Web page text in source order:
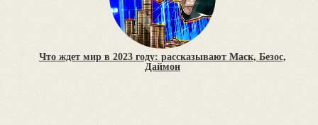
Что ждет мир в 2023 году: рассказывают Маск, Безос,
Даймон